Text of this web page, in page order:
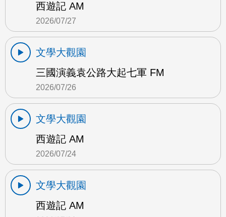
西遊記 AM
2026/07/27
文學大觀園
三國演義袁公路大起七軍 FM
2026/07/26
文學大觀園
西遊記 AM
2026/07/24
文學大觀園
西遊記 AM